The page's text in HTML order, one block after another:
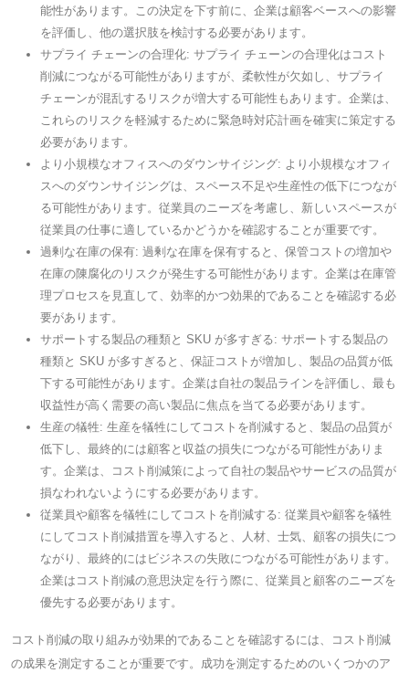
能性があります。この決定を下す前に、企業は顧客ベースへの影響
を評価し、他の選択肢を検討する必要があります。
サプライ チェーンの合理化: サプライ チェーンの合理化はコスト
削減につながる可能性がありますが、柔軟性が欠如し、サプライ
チェーンが混乱するリスクが増大する可能性もあります。企業は、
これらのリスクを軽減するために緊急時対応計画を確実に策定する
必要があります。
より小規模なオフィスへのダウンサイジング: より小規模なオフィ
スへのダウンサイジングは、スペース不足や生産性の低下につなが
る可能性があります。従業員のニーズを考慮し、新しいスペースが
従業員の仕事に適しているかどうかを確認することが重要です。
過剰な在庫の保有: 過剰な在庫を保有すると、保管コストの増加や
在庫の陳腐化のリスクが発生する可能性があります。企業は在庫管
理プロセスを見直して、効率的かつ効果的であることを確認する必
要があります。
サポートする製品の種類と SKU が多すぎる: サポートする製品の
種類と SKU が多すぎると、保証コストが増加し、製品の品質が低
下する可能性があります。企業は自社の製品ラインを評価し、最も
収益性が高く需要の高い製品に焦点を当てる必要があります。
生産の犠牲: 生産を犠牲にしてコストを削減すると、製品の品質が
低下し、最終的には顧客と収益の損失につながる可能性がありま
す。企業は、コスト削減策によって自社の製品やサービスの品質が
損なわれないようにする必要があります。
従業員や顧客を犠牲にしてコストを削減する: 従業員や顧客を犠牲
にしてコスト削減措置を導入すると、人材、士気、顧客の損失につ
ながり、最終的にはビジネスの失敗につながる可能性があります。
企業はコスト削減の意思決定を行う際に、従業員と顧客のニーズを
優先する必要があります。
コスト削減の取り組みが効果的であることを確認するには、コスト削減
の成果を測定することが重要です。成功を測定するためのいくつかのア